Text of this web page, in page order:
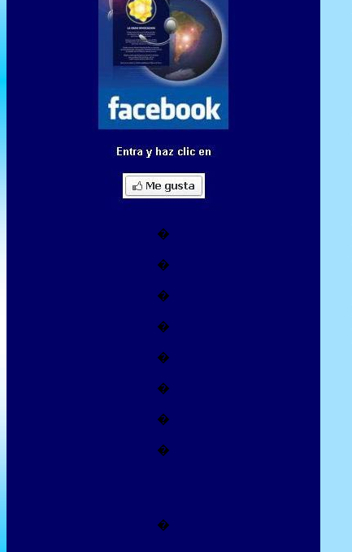
�
�
�
�
�
�
�
�
�